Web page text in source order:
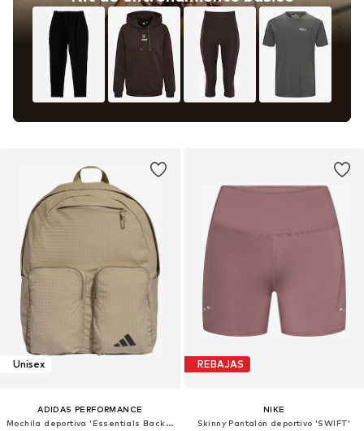
Unisex
ADIDAS PERFORMANCE
Mochila deportiva 'Essentials Back To Campus'
REBAJAS
NIKE
Skinny Pantalón deportivo 'SWIFT'